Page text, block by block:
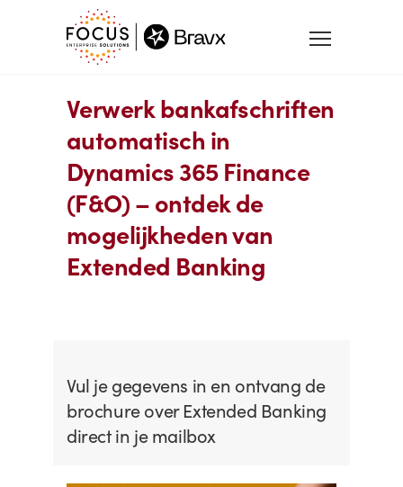
Verwerk bankafschriften
automatisch in
Dynamics 365 Finance
(F&O) – ontdek de
mogelijkheden van
Extended Banking
Vul je gegevens in en ontvang de
brochure over Extended Banking
direct in je mailbox